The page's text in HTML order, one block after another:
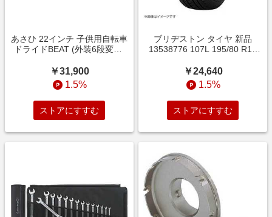
あさひ 22インチ 子供用自転車
ドライドBEAT (外装6段変速)
品不可】 BAA226-Q
￥31,900
1.5%
ストアにすすむ
ブリヂストン タイヤ 新品
13538776 107L 195/80 R15
み） LVR08776
￥24,640
1.5%
ストアにすすむ